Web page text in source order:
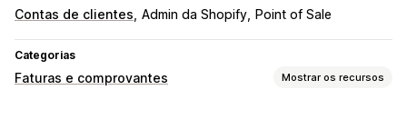
Contas de clientes Admin da Shopify Point of Sale
Categorias
Faturas e comprovantes Mostrar os recursos